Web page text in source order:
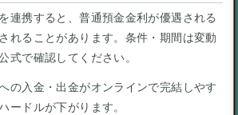
連携すると、普通預金金利が優遇される
れることがあります。条件・期間は変動
式で確認してください。
の入金・出金がオンラインで完結しやす
ードルが下がります。